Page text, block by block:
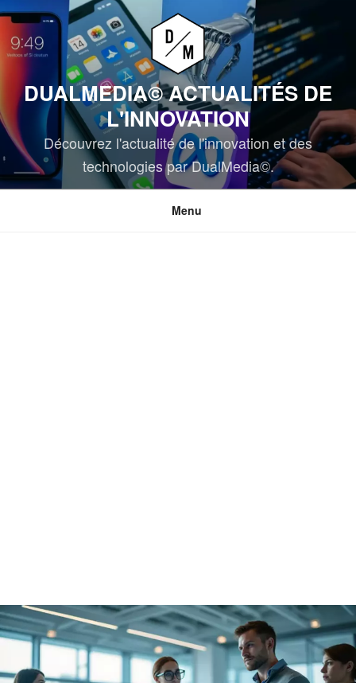
Aller
au
contenu
DUALMEDIA© ACTUALITÉS DE
L'INNOVATION
Découvrez l'actualité de l'innovation et des
technologies par DualMedia©.
Menu